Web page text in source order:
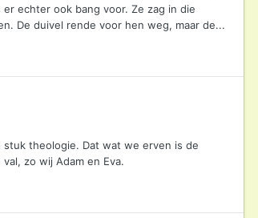
echter ook bang voor. Ze zag in die
De duivel rende voor hen weg, maar de...
theologie. Dat wat we erven is de
zo wij Adam en Eva.